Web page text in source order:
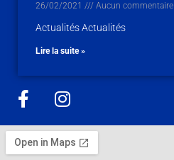
26/02/2021 Aucun commentaire
Actualités Actualités
Lire la suite »